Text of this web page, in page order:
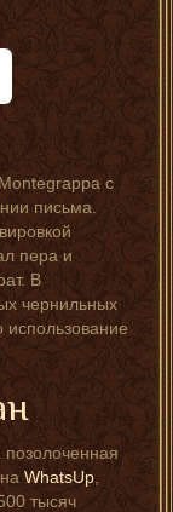
с
письма.
пера и
В
чернильных
использование
WhatsUp,
тысяч